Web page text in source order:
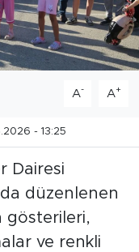
A- A+
- 13:25
Dairesi
düzenlenen
gösterileri,
ve renkli